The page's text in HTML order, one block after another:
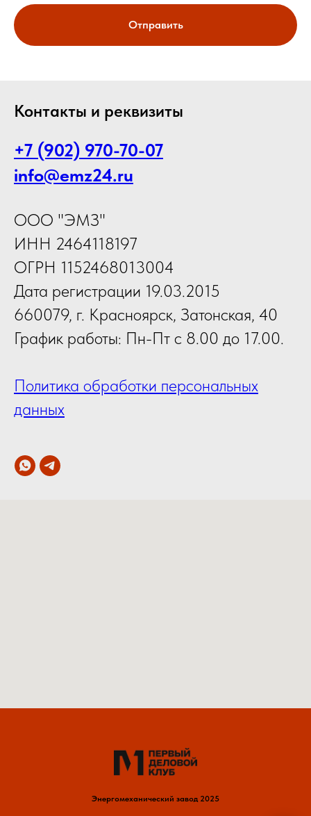
Отправить
Контакты и реквизиты
+7 (902) 970-70-07
info@emz24.ru
ООО "ЭМЗ"
ИНН 2464118197
ОГРН 1152468013004
Дата регистрации 19.03.2015
660079, г. Красноярск, Затонская, 40
График работы: Пн-Пт с 8.00 до 17.00.
Политика обработки персональных
данных
Энергомеханический завод 2025